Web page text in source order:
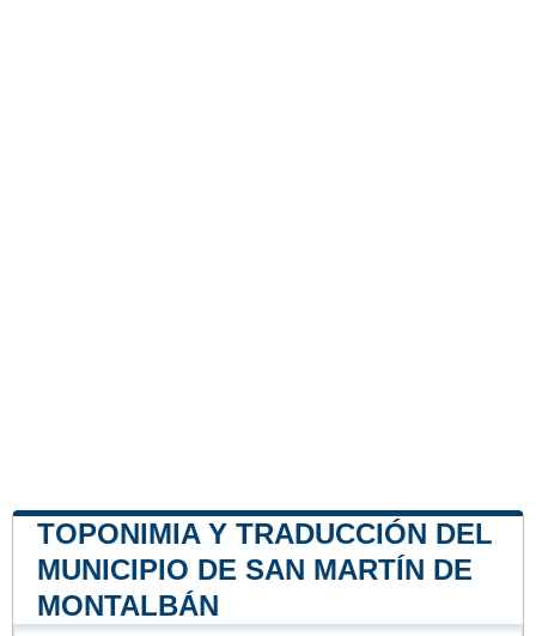
TOPONIMIA Y TRADUCCIÓN DEL
MUNICIPIO DE SAN MARTÍN DE
MONTALBÁN